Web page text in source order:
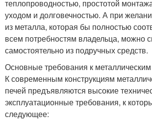
теплопроводностью, простотой
уходом и долговечностью. А при
из металла, которая бы полностью
всем потребностям владельца, можно
самостоятельно из подручных средств.
Основные требования к
К современным конструкциям
печей предъявляются высокие
эксплуатационные требования, к
следующее: